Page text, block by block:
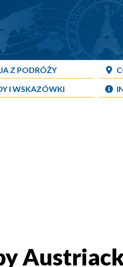
Z PODRÓŻY
I WSKAZÓWKI